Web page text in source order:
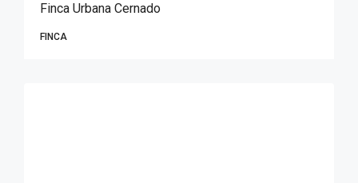
Finca Urbana Cernado
FINCA